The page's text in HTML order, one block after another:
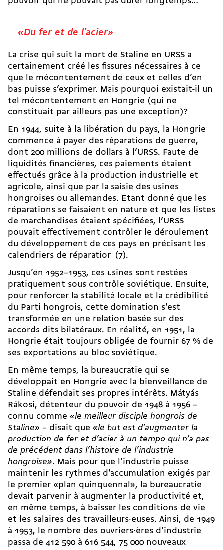
«Du fer et de l’acier»
La crise qui suit
la mort de Staline en URSS a
certainement créé les fissures nécessaires à ce
que le mécontentement de ceux et celles d’en
bas puisse s’exprimer. Mais pourquoi existait-il un
tel mécontentement en Hongrie (qui ne
constituait par ailleurs pas une exception)?
En 1944, suite à la libération du pays, la Hongrie
commence à payer des réparations de guerre,
dont 200 millions de dollars à l’URSS. Faute de
liquidités financières, ces paiements étaient
effectués grâce à la production industrielle et
agricole, ainsi que par la saisie des usines
hongroises ou allemandes. Etant donné que les
réparations se faisaient en nature et que les listes
de marchandises étaient spécifiées, l’URSS
pouvait effectivement contrôler le déroulement
du développement de ces pays en précisant les
calendriers de réparation (7).
Jusqu’en 1952–1953, ces usines sont restées
pratiquement sous contrôle soviétique. Ensuite,
pour renforcer la stabilité locale et la crédibilité
du Parti hongrois, cette domination s’est
transformée en une relation basée sur des
accords dits bilatéraux. En réalité, en 1951, la
Hongrie était toujours obligée de fournir 67 % de
ses exportations au bloc soviétique.
En même temps, la bureaucratie qui se
développait en Hongrie avec la bienveillance de
Staline défendait ses propres intérêts. Mátyás
Rákosi, détenteur du pouvoir de 1948 à 1956 –
connu comme «le meilleur disciple hongrois de
Staline» – disait que «le but est d’augmenter la
production de fer et d’acier à un tempo qui n’a pas
de précédent dans l’histoire de l’industrie
hongroise». Mais pour que l’industrie puisse
maintenir les rythmes d’accumulation exigés par
le premier «plan quinquennal», la bureaucratie
devait parvenir à augmenter la productivité et,
en même temps, à baisser les conditions de vie
et les salaires des travailleurs·euses. Ainsi, de 1949
à 1953, le nombre des ouvriers·ères d’industrie
passa de 412 590 à 616 544, 75 000 nouveaux